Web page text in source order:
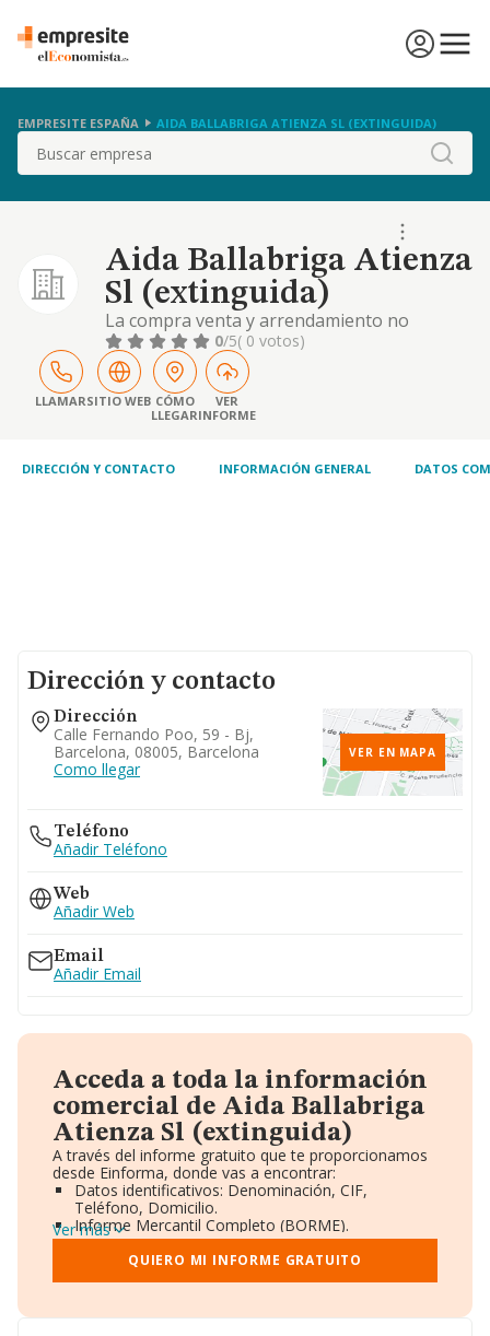
EMPRESITE ESPAÑA AIDA BALLABRIGA ATIENZA SL (EXTINGUIDA)
Buscar
Aida Ballabriga Atienza
Sl (extinguida)
La compra venta y arrendamiento no
financiero de toda clase de bienes
inmuebles.
0/5( 0 votos)
LLAMARSITIO WEB CÓMO
LLEGAR
VER
INFORME
DIRECCIÓN Y CONTACTO INFORMACIÓN GENERAL DATOS
Dirección y contacto
Dirección
Calle Fernando Poo, 59 - Bj,
Barcelona, 08005, Barcelona
Como llegar
VER EN MAPA
Teléfono
Añadir Teléfono
Web
Añadir Web
Email
Añadir Email
Acceda a toda la información
comercial de Aida Ballabriga
Atienza Sl (extinguida)
A través del informe gratuito que te proporcionamos
desde Einforma, donde vas a encontrar:
Datos identificativos: Denominación, CIF,
Teléfono, Domicilio.
Informe Mercantil Completo (BORME).
Gráficos de Evolución Ventas y Empleados.
Consejo de Administración y Administradores.
Directivos y Ejecutivos.
Ver más
QUIERO MI INFORME GRATUITO